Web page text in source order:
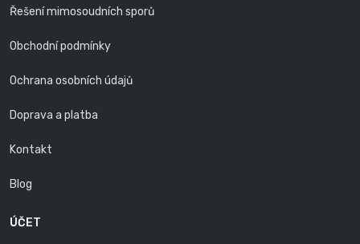
Řešení mimosoudních sporů
Obchodní podmínky
Ochrana osobních údajů
Doprava a platba
Kontakt
Blog
ÚČET